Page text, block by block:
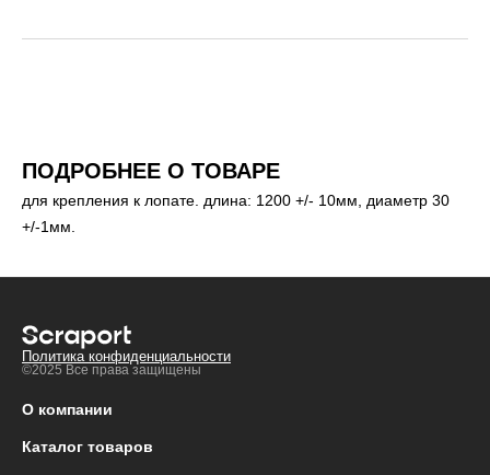
ПОДРОБНЕЕ О ТОВАРЕ
для крепления к лопате. длина: 1200 +/- 10мм, диаметр 30
+/-1мм.
Политика конфиденциальности
©2025 Все права защищены
О компании
Каталог товаров